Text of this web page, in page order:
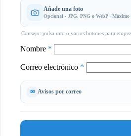
Añade una foto
Opcional · JPG, PNG o WebP ·
Consejo: pulsa uno o varios botones para
Nombre *
Correo electrónico *
Avisos por correo